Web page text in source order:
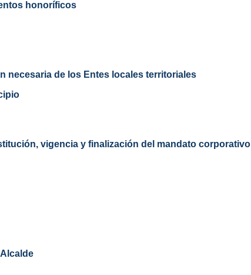
honoríficos
necesaria de los Entes locales territoriales
vigencia y finalización del mandato corporativo